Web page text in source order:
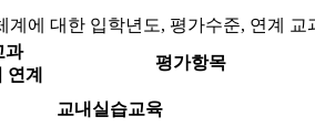
에 대한 입학년도, 평가수준, 연계
과
연계
평가항목
교내실습교육